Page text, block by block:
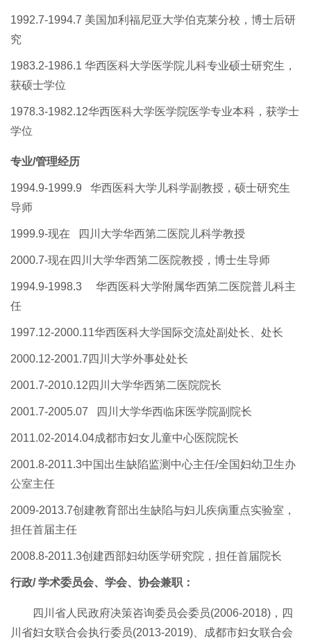
1992.7-1994.7 美国加利福尼亚大学伯克莱分校，博士后研
究
1983.2-1986.1 华西医科大学医学院儿科专业硕士研究生，
获硕士学位
1978.3-1982.12华西医科大学医学院医学专业本科，获学士
学位
专业/管理经历
1994.9-1999.9
华西医科大学儿科学副教授，硕士研究生
导师
1999.9-现在 四川大学华西第二医院儿科学教授
2000.7-现在 四川大学华西第二医院教授，博士生导师
1994.9-1998.3 华西医科大学附属华西第二医院普儿科主
任
1997.12-2000.11华西医科大学国际交流处副处长、处长
2000.12-2001.7 四川大学外事处处长
2001.7-2010.12 四川大学华西第二医院院长
2001.7-2005.07 四川大学华西临床医学院副院长
2011.02-2014.04成都市妇女儿童中心医院院长
2001.8-2011.3中国出生缺陷监测中心主任/全国妇幼卫生办
公室主任
2009-2013.7创建教育部出生缺陷与妇儿疾病重点实验室，
担任首届主任
2008.8-2011.3创建西部妇幼医学研究院，担任首届院长
行政/ 学术委员会、学会、协会兼职：
四川省人民政府决策咨询委员会委员(2006-2018)，四
川省妇女联合会执行委员(2013-2019)、成都市妇女联合会